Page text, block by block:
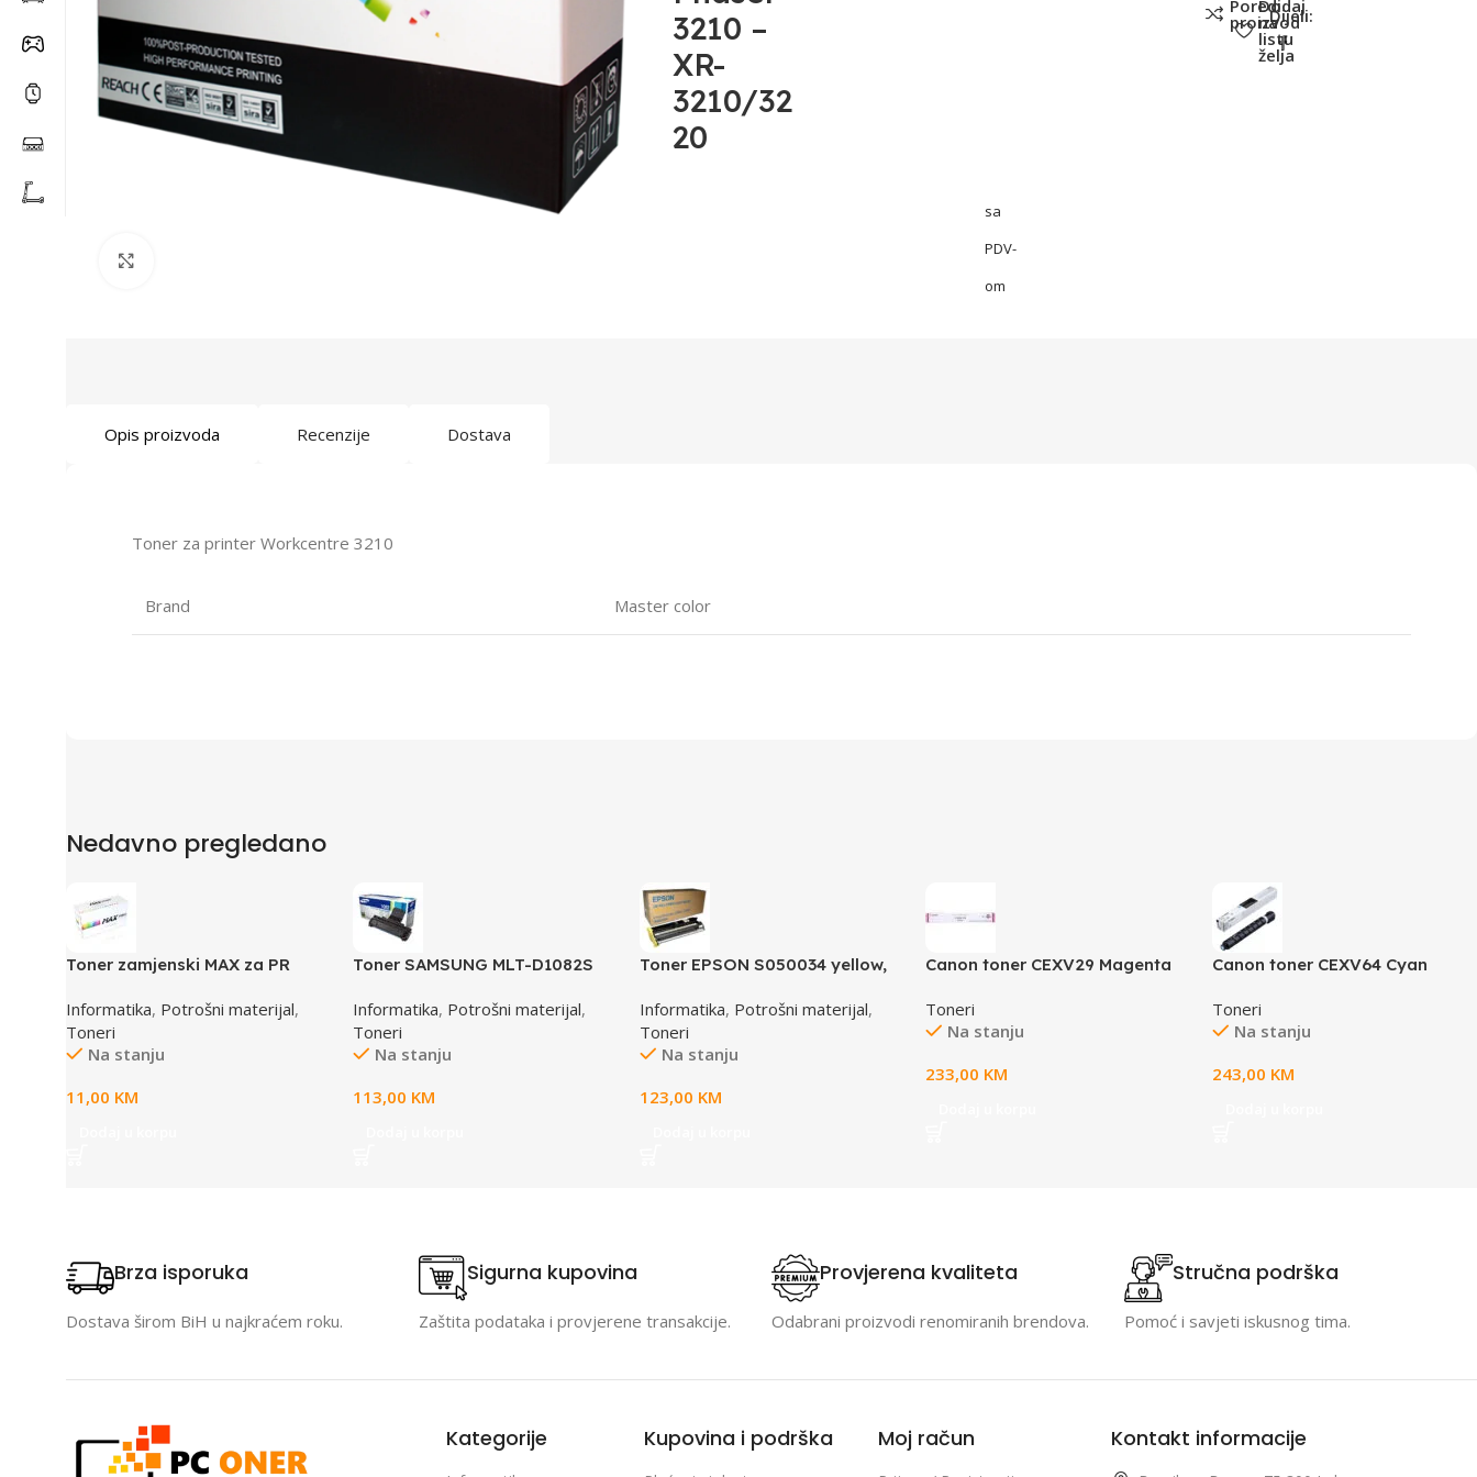
3210 –
XR-
3210/32
20
sa
PDV-
om
Poredi
proizvod
Dodaj
na
listu
želja
Dijeli:
Opis proizvoda Recenzije Dostava
Toner za printer Workcentre 3210
Brand Master color
Nedavno pregledano
Toner zamjenski MAX za PR
1010/1015/1018/1020/1022/305
0
Informatika, Potrošni materijal,
Toneri
Na stanju
11,00 KM
Toner SAMSUNG MLT-D1082S
Informatika, Potrošni materijal,
Toneri
Na stanju
113,00 KM
Toner EPSON S050034 yellow,
Informatika, Potrošni materijal,
Toneri
Na stanju
123,00 KM
Canon toner CEXV29 Magenta
Toneri
Na stanju
233,00 KM
Canon toner CEXV64 Cyan
Toneri
Na stanju
243,00 KM
Brza isporuka
Dostava širom BiH u najkraćem roku.
Sigurna kupovina
Zaštita podataka i provjerene transakcije.
Provjerena kvaliteta
Odabrani proizvodi renomiranih brendova.
Stručna podrška
Pomoć i savjeti iskusnog tima.
Kategorije Kupovina i podrška Moj račun Kontakt informacije